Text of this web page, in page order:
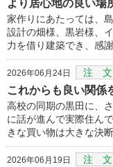
より居心地の良い場
家作りにあたっては、
設計の畑様、黒岩様、
力を借り建築でき、感
2026年06月24日 注 文
これからも良い関係
高校の同期の黒田に、
に話が進んで実際住ん
きな買い物は大きな決
2026年06月19日 注 文